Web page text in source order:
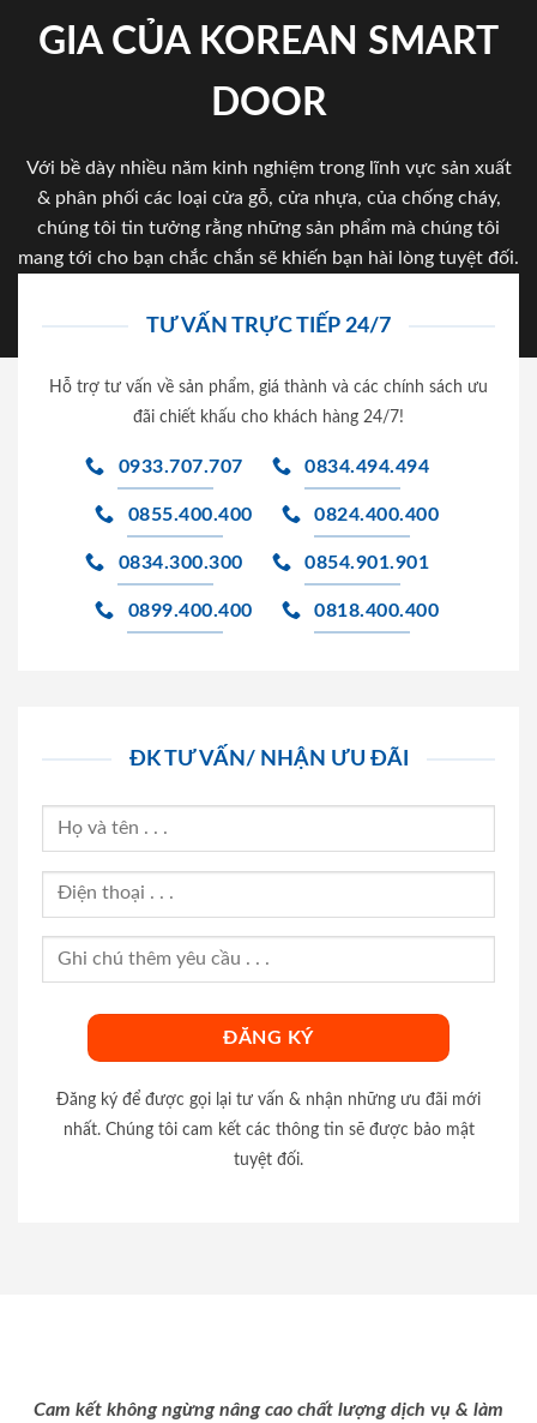
GIA CỦA KOREAN SMART
DOOR
Với bề dày nhiều năm kinh nghiệm trong lĩnh vực sản xuất
& phân phối các loại cửa gỗ, cửa nhựa, của chống cháy,
chúng tôi tin tưởng rằng những sản phẩm mà chúng tôi
mang tới cho bạn chắc chắn sẽ khiến bạn hài lòng tuyệt đối.
TƯ VẤN TRỰC TIẾP 24/7
Hỗ trợ tư vấn về sản phẩm, giá thành và các chính sách ưu
đãi chiết khấu cho khách hàng 24/7!
0933.707.707 0834.494.494
0855.400.400 0824.400.400
0834.300.300 0854.901.901
0899.400.400 0818.400.400
ĐK TƯ VẤN/ NHẬN ƯU ĐÃI
Đăng ký để được gọi lại tư vấn & nhận những ưu đãi mới
nhất. Chúng tôi cam kết các thông tin sẽ được bảo mật
tuyệt đối.
Cam kết không ngừng nâng cao chất lượng dịch vụ & làm